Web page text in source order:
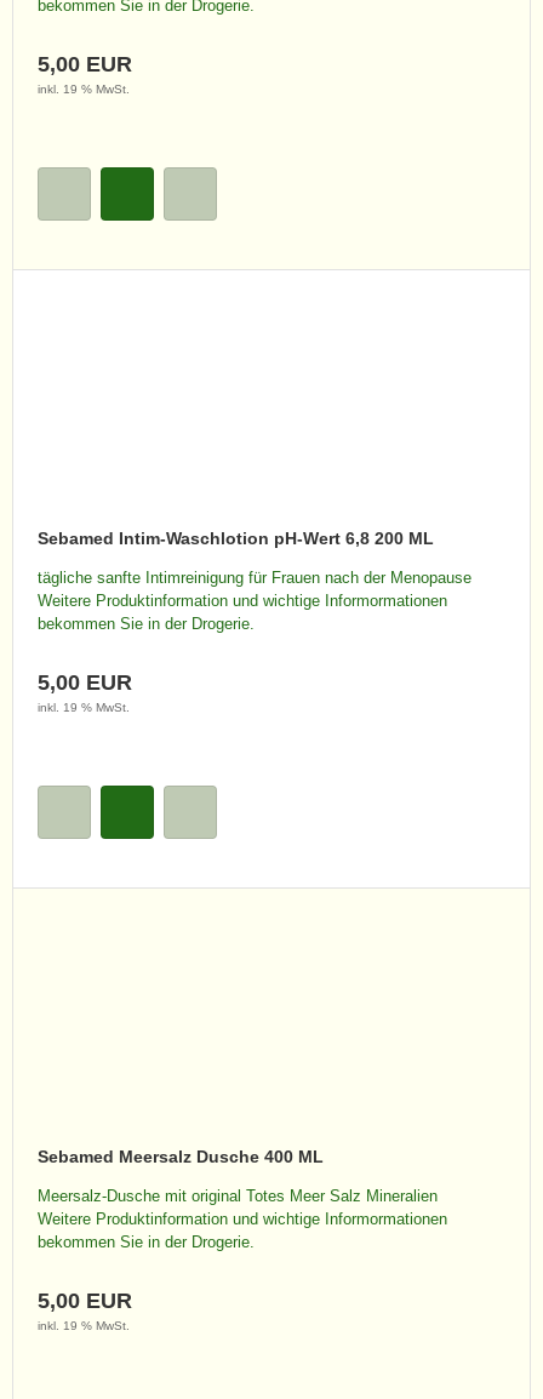
bekommen Sie in der Drogerie.
5,00 EUR
inkl. 19 % MwSt.
Sebamed Intim-Waschlotion pH-Wert 6,8 200 ML
tägliche sanfte Intimreinigung für Frauen nach der Menopause
Weitere Produktinformation und wichtige Informormationen
bekommen Sie in der Drogerie.
5,00 EUR
inkl. 19 % MwSt.
Sebamed Meersalz Dusche 400 ML
Meersalz-Dusche mit original Totes Meer Salz Mineralien
Weitere Produktinformation und wichtige Informormationen
bekommen Sie in der Drogerie.
5,00 EUR
inkl. 19 % MwSt.